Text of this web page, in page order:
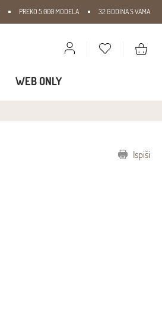
PREKO 5.000 MODELA 32 GODINA S VAMA
WEB ONLY
Ispiši